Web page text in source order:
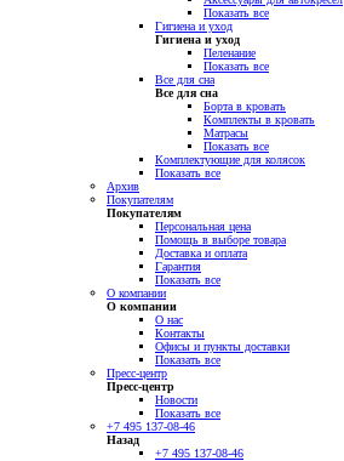
Показать все
Гигиена и уход
Гигиена и уход
Пеленание
Показать все
Все для сна
Все для сна
Борта в кровать
Комплекты в кровать
Матрасы
Показать все
Комплектующие для колясок
Показать все
Архив
Покупателям
Покупателям
Персональная цена
Помощь в выборе товара
Доставка и оплата
Гарантия
Показать все
О компании
О компании
О нас
Контакты
Офисы и пункты доставки
Показать все
Пресс-центр
Пресс-центр
Новости
Показать все
+7 495 137-08-46
Назад
+7 495 137-08-46